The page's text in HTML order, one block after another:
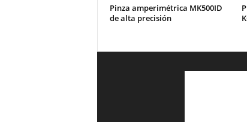
Pinza amperimétrica MK500ID
de alta precisión